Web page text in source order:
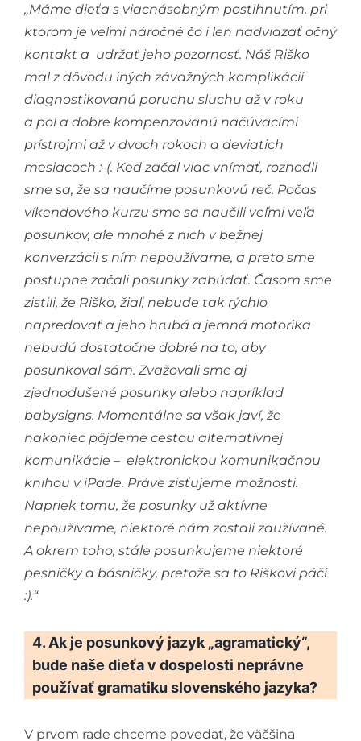
„Máme dieťa s viacnásobným postihnutím, pri
ktorom je veľmi náročné čo i len nadviazať očný
kontakt a udržať jeho pozornosť. Náš Riško
mal z dôvodu iných závažných komplikácií
diagnostikovanú poruchu sluchu až v roku
a pol a dobre kompenzovanú načúvacími
prístrojmi až v dvoch rokoch a deviatich
mesiacoch :-(. Keď začal viac vnímať, rozhodli
sme sa, že sa naučíme posunkovú reč. Počas
víkendového kurzu sme sa naučili veľmi veľa
posunkov, ale mnohé z nich v bežnej
konverzácii s ním nepoužívame, a preto sme
postupne začali posunky zabúdať. Časom sme
zistili, že Riško, žiaľ, nebude tak rýchlo
napredovať a jeho hrubá a jemná motorika
nebudú dostatočne dobré na to, aby
posunkoval sám. Zvažovali sme aj
zjednodušené posunky alebo napríklad
babysigns. Momentálne sa však javí, že
nakoniec pôjdeme cestou alternatívnej
komunikácie – elektronickou komunikačnou
knihou v iPade. Práve zisťujeme možnosti.
Napriek tomu, že posunky už aktívne
nepoužívame, niektoré nám zostali zaužívané.
A okrem toho, stále posunkujeme niektoré
pesničky a básničky, pretože sa to Riškovi páči
:).“
4. Ak je posunkový jazyk „agramatický“,
bude naše dieťa v dospelosti neprávne
používať gramatiku slovenského jazyka?
V prvom rade chceme povedať, že väčšina